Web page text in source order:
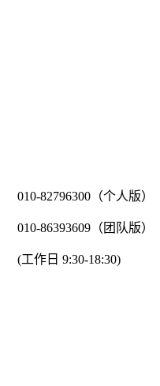
010-82796300（个人版）
010-86393609（团队版）
(工作日 9:30-18:30)